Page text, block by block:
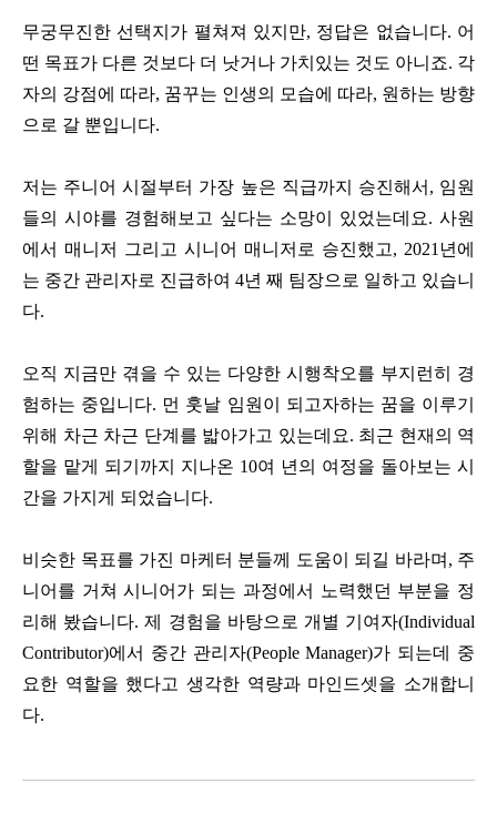
무궁무진한 선택지가 펼쳐져 있지만, 정답은 없습니다. 어
떤 목표가 다른 것보다 더 낫거나 가치있는 것도 아니죠. 각
자의 강점에 따라, 꿈꾸는 인생의 모습에 따라, 원하는 방향
으로 갈 뿐입니다.
저는 주니어 시절부터 가장 높은 직급까지 승진해서, 임원
들의 시야를 경험해보고 싶다는 소망이 있었는데요. 사원
에서 매니저 그리고 시니어 매니저로 승진했고, 2021년에
는 중간 관리자로 진급하여 4년 째 팀장으로 일하고 있습니
다.
오직 지금만 겪을 수 있는 다양한 시행착오를 부지런히 경
험하는 중입니다. 먼 훗날 임원이 되고자하는 꿈을 이루기
위해 차근 차근 단계를 밟아가고 있는데요. 최근 현재의 역
할을 맡게 되기까지 지나온 10여 년의 여정을 돌아보는 시
간을 가지게 되었습니다.
비슷한 목표를 가진 마케터 분들께 도움이 되길 바라며, 주
니어를 거쳐 시니어가 되는 과정에서 노력했던 부분을 정
리해 봤습니다. 제 경험을 바탕으로 개별 기여자(Individual
Contributor)에서 중간 관리자(People Manager)가 되는데 중
요한 역할을 했다고 생각한 역량과 마인드셋을 소개합니
다.